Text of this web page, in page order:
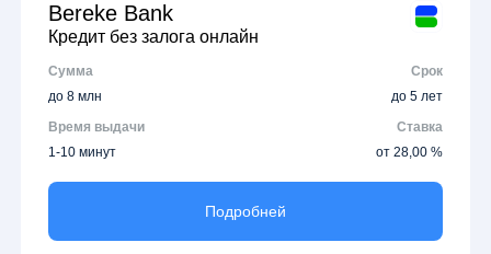
Bereke Bank
Кредит без залога онлайн
Сумма
Срок
до 8 млн
до 5 лет
Время выдачи
Ставка
1-10 минут
от 28,00 %
Подробней